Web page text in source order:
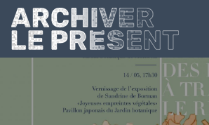
Aller au contenu principal